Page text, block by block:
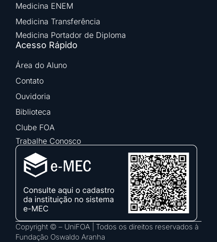
Medicina ENEM
Medicina Transferência
Medicina Portador de Diploma
Acesso Rápido
Área do Aluno
Contato
Ouvidoria
Biblioteca
Clube FOA
Trabalhe Conosco
Copyright © – UniFOA | Todos os direitos reservados à
Fundação Oswaldo Aranha